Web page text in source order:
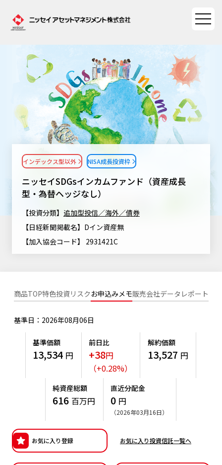
ファンド情報
ファンド情報TOP
基準価額一覧
ファンド検索
ファンド比較
決算カレンダー
海外休日カレンダー
投資信託新商品のご案内
投資信託償還商品のご案内
有価証券届出書の効力の発生の有無について
こだわりのインデックスファンド 購入・換金手数料なしシ
確定拠出年金について
確定拠出年金での商品の選び方について
マーケット情報
マーケット情報TOP
マーケット指数
大関 洋の「十字路」
ファンドレポート
資産形成ポータル
資産形成ポータルTOP
資産形成サービス
Nダイレクト
Goal Navi
NAMシティ
投資の教室
サステナビリティ
サステナビリティTOP
サステナビリティ経営
SDGsとは？
ニッセイアセットの重要課題
サステナビリティへの取り組み
サステナビリティレポート
日本版スチュワードシップ・コードへの対応
ニッセイアセットについて
ニッセイアセットについてTOP
受賞歴
方針・その他開示情報
採用情報
公式キャラクターのご紹介
最新情報
ニッセイSDGsインカムファンド（資産成長
型・為替ヘッジなし）
インデックス型以外 NISA成長投資枠
【投資分類】 追加型投信／海外／債券
【日経新聞掲載名】Dイン資産無
【加入協会コード】 2931421C
商品TOP特色投資リスク お申込みメモ販売会社データ レポート
基準日：2026年08月06日
基準価額
13,534 円
前日比
+38円
（+0.28%）
解約価額
13,527 円
純資産総額
616 百万円
直近分配金
0 円
（2026年03月16日）
お気に入り登録 お気に入り投資信託一覧へ